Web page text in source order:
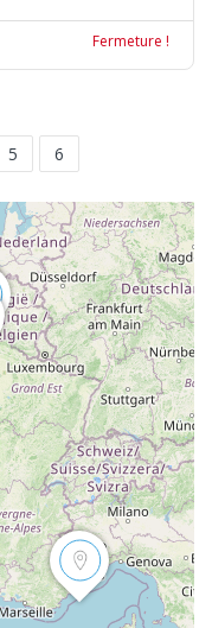
Fermeture !
5 6